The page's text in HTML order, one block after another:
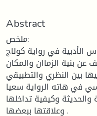
Abstract
ملخص:
الأدبية في رواية كولاج
عن بنية الزماان والمكان
بين النظري والتطبيقي
في هاته الرواية سعيا
والحديثة وكيفية تداخلها
وعلاقتها ببعضها .